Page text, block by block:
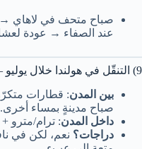
صباح متحف في لاهاي →
عند الصفاء → عودة
9) التنقّل في هولندا خلال يوليو — «بطاقة غش»
بين المدن: قطارات
صباح مدينةٍ بمساء أخرى.
داخل المدن: ترام/مترو + مشي 10–15
دراجات؟ نعم، لكن في